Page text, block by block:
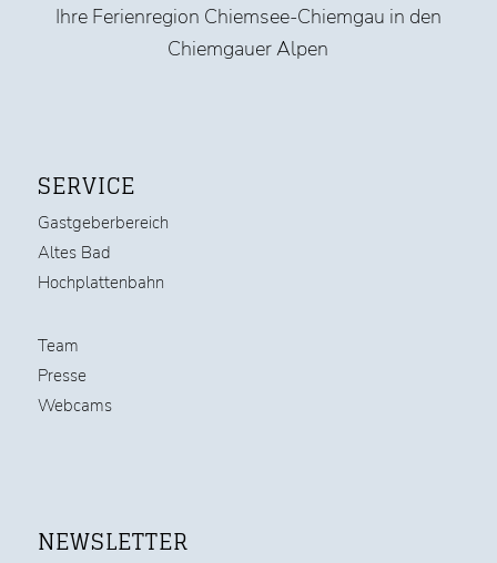
Ihre Ferienregion Chiemsee-Chiemgau in den
Chiemgauer Alpen
SERVICE
Gastgeberbereich
Altes Bad
Hochplattenbahn
Team
Presse
Webcams
NEWSLETTER